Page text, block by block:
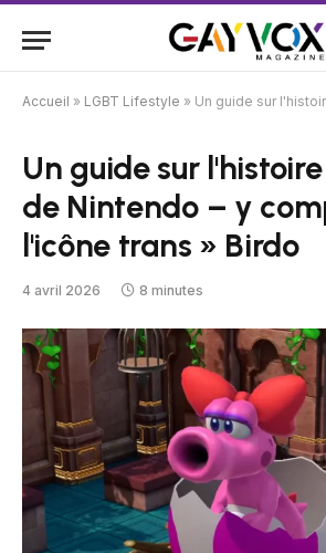
Accueil » LGBT Lifestyle » Un guide sur l'histoire LGBTQ+ de
Un guide sur
de Nintendo – y
l'icône trans » Birdo
4 avril 2026 8 minutes